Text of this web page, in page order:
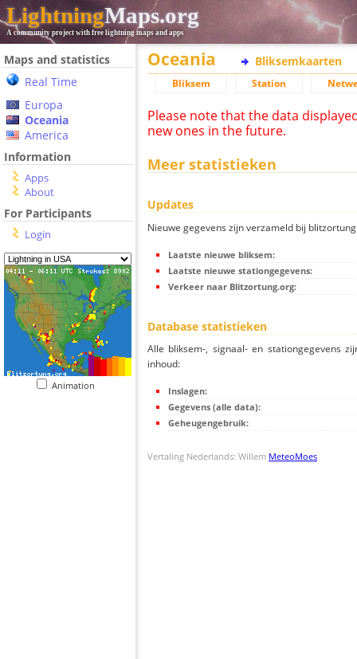
LightningMaps.org
A community project with free lightning maps and apps
Maps and statistics
Real Time
Europa
Oceania
America
Information
Apps
About
For Participants
Login
Animation
Oceania Bliksemkaarten
Bliksem Station
Please note that the data
new ones in the future.
Meer statistieken
Updates
Nieuwe gegevens zijn verzameld bij
Laatste nieuwe bliksem:
Laatste nieuwe stationgegevens:
Verkeer naar Blitzortung.org:
Database statistieken
Alle bliksem-, signaal- en stationgegevens
inhoud:
Inslagen:
Gegevens (alle data):
Geheugengebruik:
Vertaling Nederlands: Willem MeteoMoes